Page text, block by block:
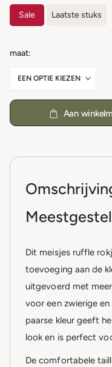
Sale Laatste stuks
maat
Aan
Dit meisjes ruffle
toevoeging aan de
uitgevoerd met
voor een zwierige
paarse kleur geeft
look en is perfect
De comfortabele